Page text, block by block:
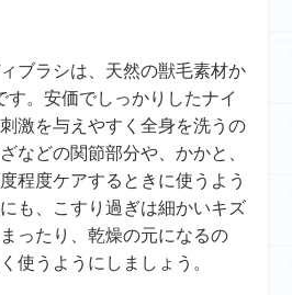
ブラシは、天然の獣毛素材か
す。安価でしっかりしたナイ
激を与えやすく全身を洗うの
などの関節部分や、かかと、
程度ケアするときに使うよう
も、こすり過ぎは細かいキズ
ったり、乾燥の元になるの
使うようにしましょう。